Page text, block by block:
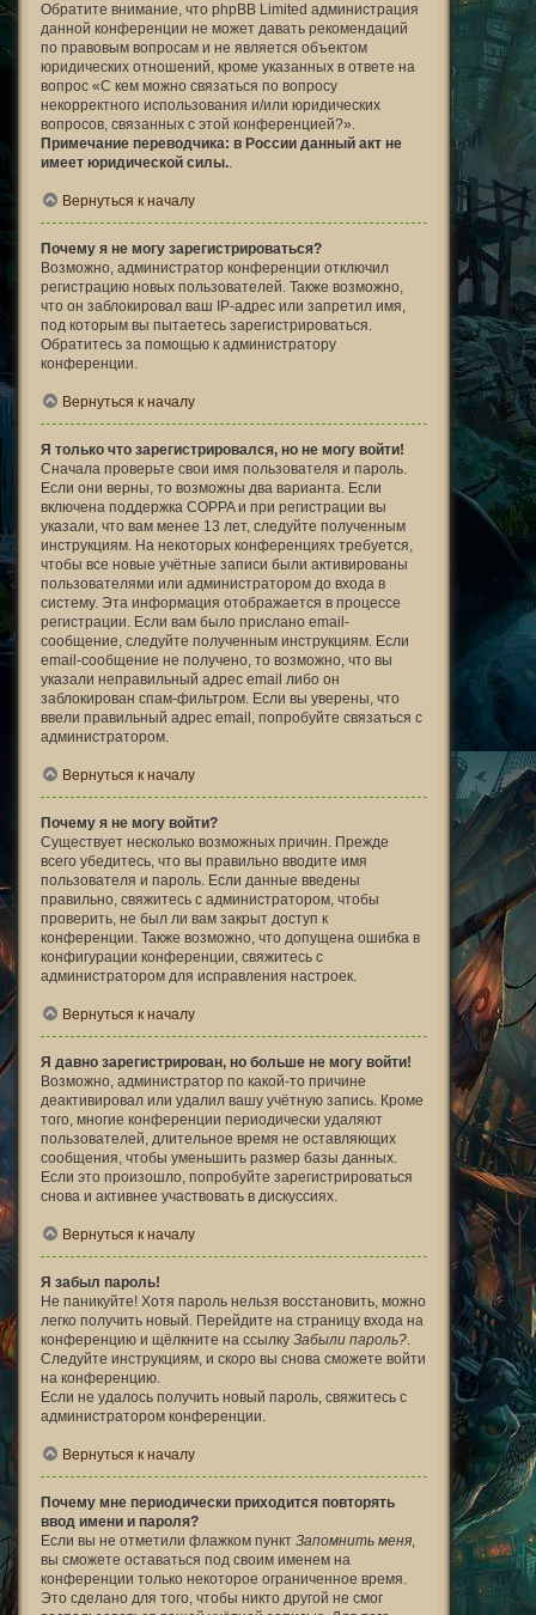
Обратите внимание, что phpBB Limited администрация
данной конференции не может давать рекомендаций
по правовым вопросам и не является объектом
юридических отношений, кроме указанных в ответе на
вопрос «С кем можно связаться по вопросу
некорректного использования и/или юридических
вопросов, связанных с этой конференцией?».
Примечание переводчика: в России данный акт не
имеет юридической силы..
Вернуться к началу
Почему я не могу зарегистрироваться?
Возможно, администратор конференции отключил
регистрацию новых пользователей. Также возможно,
что он заблокировал ваш IP-адрес или запретил имя,
под которым вы пытаетесь зарегистрироваться.
Обратитесь за помощью к администратору
конференции.
Вернуться к началу
Я только что зарегистрировался, но не могу войти!
Сначала проверьте свои имя пользователя и пароль.
Если они верны, то возможны два варианта. Если
включена поддержка COPPA и при регистрации вы
указали, что вам менее 13 лет, следуйте полученным
инструкциям. На некоторых конференциях требуется,
чтобы все новые учётные записи были активированы
пользователями или администратором до входа в
систему. Эта информация отображается в процессе
регистрации. Если вам было прислано email-
сообщение, следуйте полученным инструкциям. Если
email-сообщение не получено, то возможно, что вы
указали неправильный адрес email либо он
заблокирован спам-фильтром. Если вы уверены, что
ввели правильный адрес email, попробуйте связаться с
администратором.
Вернуться к началу
Почему я не могу войти?
Существует несколько возможных причин. Прежде
всего убедитесь, что вы правильно вводите имя
пользователя и пароль. Если данные введены
правильно, свяжитесь с администратором, чтобы
проверить, не был ли вам закрыт доступ к
конференции. Также возможно, что допущена ошибка в
конфигурации конференции, свяжитесь с
администратором для исправления настроек.
Вернуться к началу
Я давно зарегистрирован, но больше не могу войти!
Возможно, администратор по какой-то причине
деактивировал или удалил вашу учётную запись. Кроме
того, многие конференции периодически удаляют
пользователей, длительное время не оставляющих
сообщения, чтобы уменьшить размер базы данных.
Если это произошло, попробуйте зарегистрироваться
снова и активнее участвовать в дискуссиях.
Вернуться к началу
Я забыл пароль!
Не паникуйте! Хотя пароль нельзя восстановить, можно
легко получить новый. Перейдите на страницу входа на
конференцию и щёлкните на ссылку Забыли пароль?.
Следуйте инструкциям, и скоро вы снова сможете войти
на конференцию.
Если не удалось получить новый пароль, свяжитесь с
администратором конференции.
Вернуться к началу
Почему мне периодически приходится повторять
ввод имени и пароля?
Если вы не отметили флажком пункт Запомнить меня,
вы сможете оставаться под своим именем на
конференции только некоторое ограниченное время.
Это сделано для того, чтобы никто другой не смог